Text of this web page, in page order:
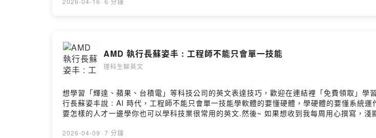
告 ——想學習「特斯拉、輝達、蘋果」等 8 間科技公司的「英文表達技巧」，歡迎在連結
電子報」：https://astounding-producer-2828.kit.com/留言告訴我你對這一集的想法：
AMD 執行長蘇姿丰 : 工程師不能只會單一技能
理科生聊英文
想學習「輝達、蘋果、台積電」等科技公司的英文表達技巧，歡迎在連結裡「免費領取
行長蘇姿丰說 : AI 時代，工程師不能只會單一技能學軟體的要懂硬體，學硬體的要懂系統
要怎樣的人才一邊學你也可以學科技業很常用的英文.然後~ 如果想收到我每周用心撰寫，
2026-04-09 · 7 分鐘